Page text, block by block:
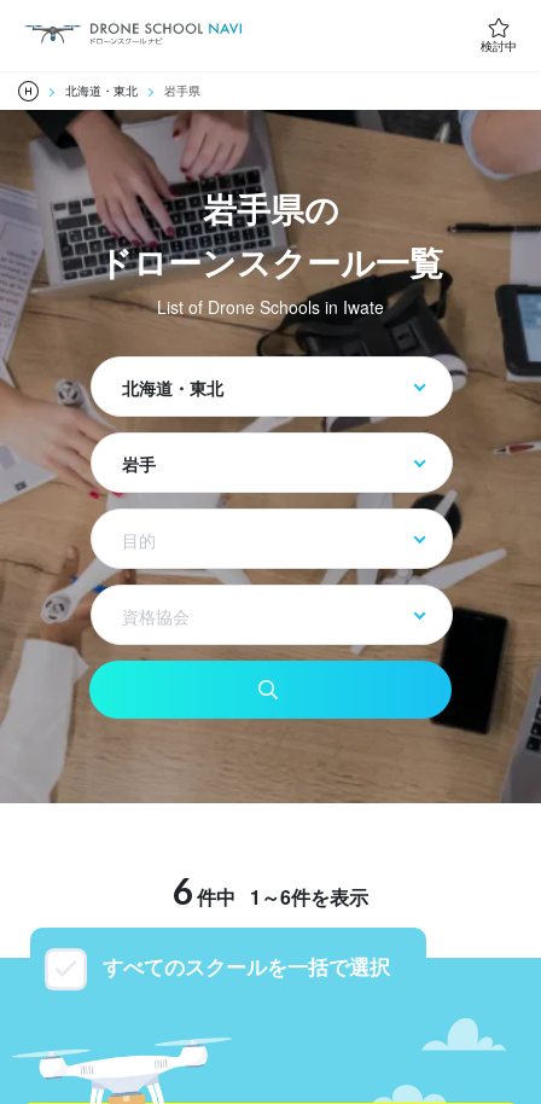
検討中
北海道・東北 岩手県
岩手県の
ドローンスクール一覧
List of Drone Schools in Iwate
北海道・東北
岩手
目的
資格協会
すべてのスクールを一括で選択
6件中 1～6件を表示